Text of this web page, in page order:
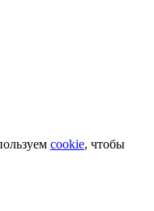
cookie, чтобы